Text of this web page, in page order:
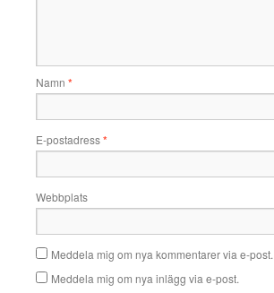
Namn *
E-postadress*
Webbplats
Meddela mig om nya kommentarer via e-post.
Meddela mig om nya inlägg via e-post.